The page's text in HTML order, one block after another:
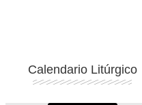
Calendario Litúrgico